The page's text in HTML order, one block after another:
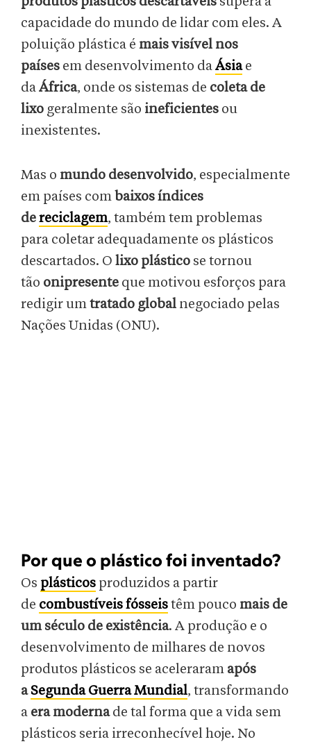
capacidade do mundo de lidar com eles. A
poluição plástica é mais visível nos
países em desenvolvimento daÁsiae
daÁfrica, onde os sistemas de coleta de
lixo geralmente são ineficientes ou
inexistentes.
Mas o mundo desenvolvido, especialmente
em países com baixos índices
dereciclagem, também tem problemas
para coletar adequadamente os plásticos
descartados. O lixo plástico se tornou
tão onipresente que motivou esforços para
redigir umtratado global negociado pelas
Nações Unidas (ONU).
Por que o plástico foi inventado?
Os plásticos produzidos a partir
de combustíveis fósseistêm pouco mais de
um século de existência. A produção e o
desenvolvimento de milhares de novos
produtos plásticos se aceleraram após
aSegunda Guerra Mundial, transformando
a era modernade tal forma que a vida sem
plásticos seria irreconhecível hoje. No